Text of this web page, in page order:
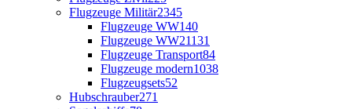
Flugzeuge Militär2345
Flugzeuge WW140
Flugzeuge WW21131
Flugzeuge Transport84
Flugzeuge modern1038
Flugzeugsets52
Hubschrauber271